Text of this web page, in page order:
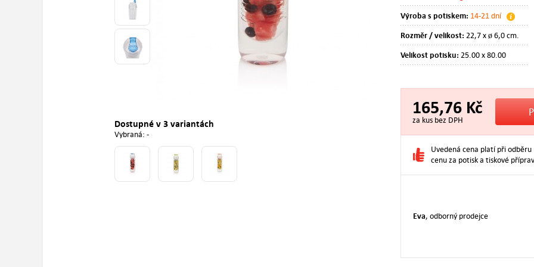
Dostupné v 3 variantách
Vybraná: -
Výroba s potiskem: 14-21 dní
Rozměr / velikost: 22,7 x ø 6,0 cm.
Velikost potisku: 25.00 x 80.00
165,76 Kč
za kus bez DPH
Uvedená cena platí při
cenu za potisk a tiskové
Eva, odborný prodejce